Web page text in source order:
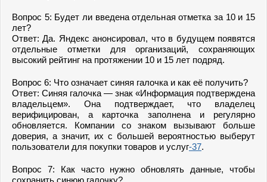
Вопрос 5: Будет ли введена отдельная отметка за 10 и 15
лет?
Ответ: Да. Яндекс анонсировал, что в будущем появятся
отдельные отметки для организаций, сохраняющих
высокий рейтинг на протяжении 10 и 15 лет подряд.
Вопрос 6: Что означает синяя галочка и как её получить?
Ответ: Синяя галочка — знак «Информация подтверждена
владельцем». Она подтверждает, что владелец
верифицирован, а карточка заполнена и регулярно
обновляется. Компании со знаком вызывают больше
доверия, а значит, их с большей вероятностью выберут
пользователи для покупки товаров и услуг-37.
Вопрос 7: Как часто нужно обновлять данные, чтобы
сохранить синюю галочку?